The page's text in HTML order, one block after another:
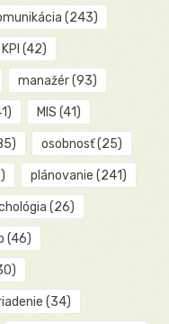
(243)
KPI (42)
manažér(93)
MIS (41)
osobnosť(25)
plánovanie (241)
(26)
(46)
(34)